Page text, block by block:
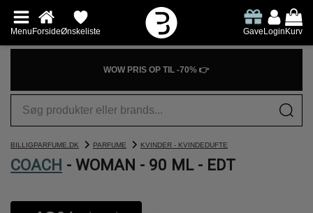
MenuForsideØnskeliste GaveLoginKurv
WOW PRIS OP TIL -70% 👉
BILLIGPARFUME.DK PARFUME KVINDER - KVINDEDUFTE
COACH - WOMAN - 90 ML - EDT